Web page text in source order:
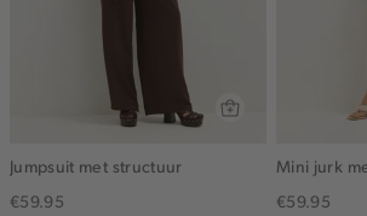
Jumpsuit met structuur
€59.95
Mini jurk
€59.95